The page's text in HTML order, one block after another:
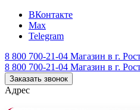
ВКонтакте
Max
Telegram
8 800 700-21-04 Магазин в г.
8 800 700-21-04 Магазин в г.
Заказать звонок
Адрес